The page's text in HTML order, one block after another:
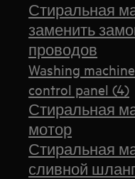
Стиральная
заменить
проводов
Washing
control panel (4)
Стиральная
мотор
Стиральная
сливной